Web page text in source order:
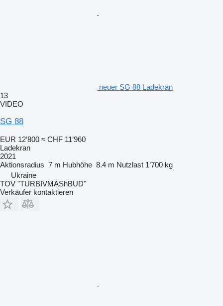
neuer SG 88 Ladekran
13
VIDEO
SG 88
EUR 12’800 ≈ CHF 11’960
Ladekran
2021
Aktionsradius 7 m Hubhöhe 8.4 m Nutzlast 1’700 kg
Ukraine
TOV "TURBIVMAShBUD"
Verkäufer kontaktieren